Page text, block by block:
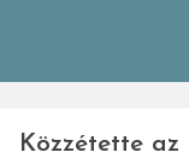
Közzétette